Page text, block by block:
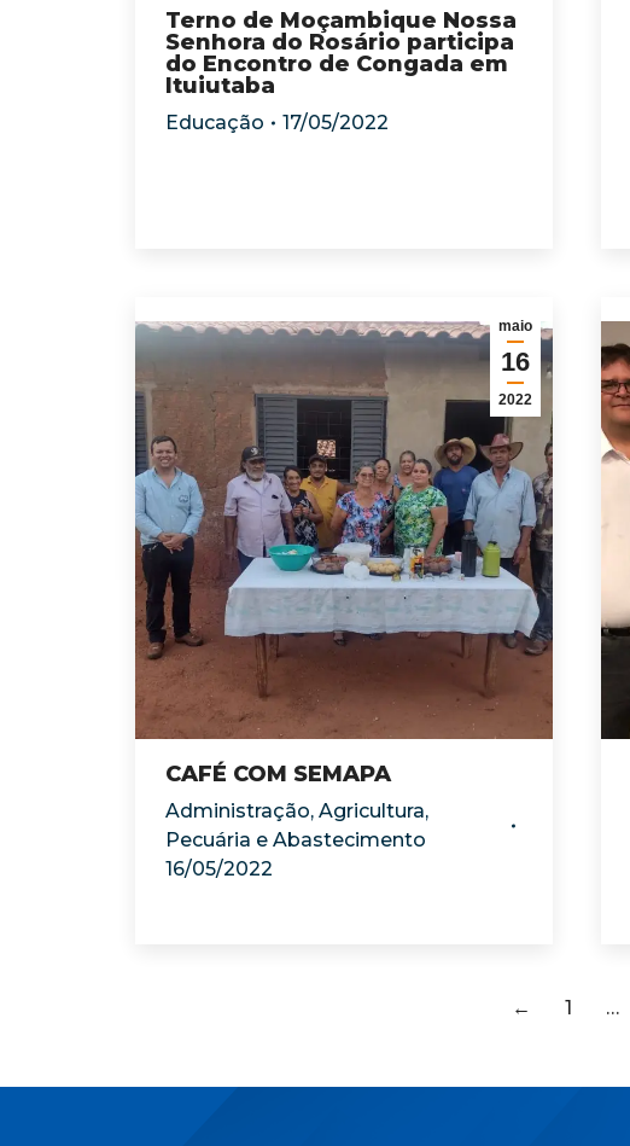
Terno de Moçambique Nossa
Senhora do Rosário participa
do Encontro de Congada em
Ituiutaba
Educação 17/05/2022
maio
16
2022
CAFÉ COM SEMAPA
Administração, Agricultura,
Pecuária e Abastecimento
16/05/2022
← 1 …